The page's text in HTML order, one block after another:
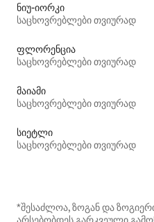
ნიუ-იორკი
საცხოვრებლები თვიურად
ფლორენცია
საცხოვრებლები თვიურად
მაიამი
საცხოვრებლები თვიურად
სიეტლი
საცხოვრებლები თვიურად
*შესაძლოა, ზოგან და